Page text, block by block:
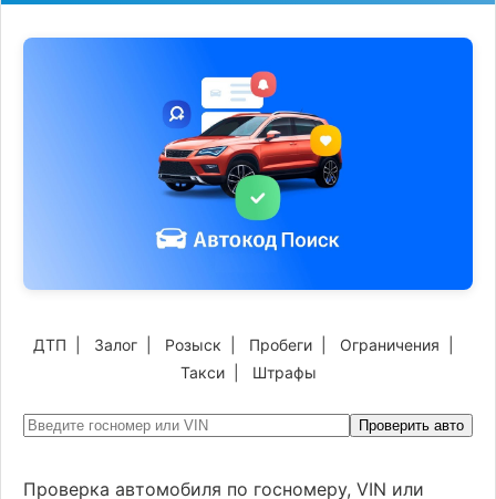
ДТП Залог Розыск Пробеги Ограничения
Такси| Штрафы
Проверить авто
Проверка автомобиля по госномеру, VIN или